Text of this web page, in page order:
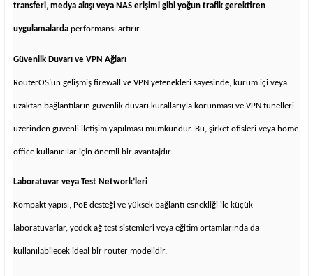
transferi, medya akışı veya NAS erişimi gibi yoğun trafik gerektiren
uygulamalarda performansı artırır.
Güvenlik Duvarı ve VPN Ağları
RouterOS’un gelişmiş firewall ve VPN yetenekleri sayesinde, kurum içi veya
uzaktan bağlantıların güvenlik duvarı kurallarıyla korunması ve VPN tünelleri
üzerinden güvenli iletişim yapılması mümkündür. Bu, şirket ofisleri veya home
office kullanıcılar için önemli bir avantajdır.
Laboratuvar veya Test Network’leri
Kompakt yapısı, PoE desteği ve yüksek bağlantı esnekliği ile küçük
laboratuvarlar, yedek ağ test sistemleri veya eğitim ortamlarında da
kullanılabilecek ideal bir router modelidir.